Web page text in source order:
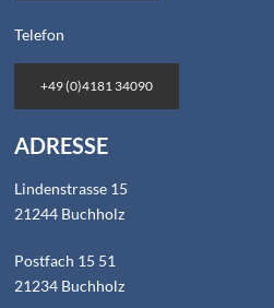
Telefon
+49 (0)4181 34090
ADRESSE
Lindenstrasse 15
21244 Buchholz
Postfach 15 51
21234 Buchholz